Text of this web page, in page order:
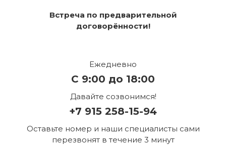
Встреча по предварительной
договорённости!
Ежедневно
С 9:00 до 18:00
Давайте созвонимся!
+7 915 258-15-94
Оставьте номер и наши специалисты сами
перезвонят в течение 3 минут